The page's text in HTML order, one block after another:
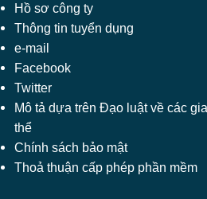
Hồ sơ công ty
Thông tin tuyển dụng
e-mail
Facebook
Twitter
Mô tả dựa trên Đạo luật về các
thể
Chính sách bảo mật
Thoả thuận cấp phép phần mềm